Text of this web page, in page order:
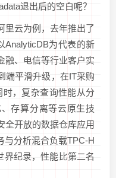
退出后的空白呢？
里云为例，去年推出了
AnalyticDB为代表的新
融、电信等行业客户实
端平滑升级，在IT采购
，复杂查询性能从分
存算分离等云原生技
全开放的数据仓库应用
与分析混合负载TPC-H
界纪录，性能比第二名